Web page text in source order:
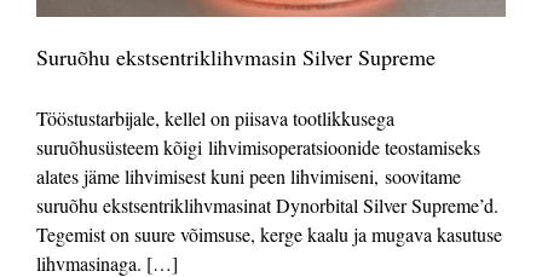
Suruõhu ekstsentriklihvmasin Silver Supreme
Tööstustarbijale, kellel on piisava tootlikkusega
suruõhusüsteem kõigi lihvimisoperatsioonide teostamiseks
alates jäme lihvimisest kuni peen lihvimiseni, soovitame
suruõhu ekstsentriklihvmasinat Dynorbital Silver Supreme’d.
Tegemist on suure võimsuse, kerge kaalu ja mugava kasutuse
lihvmasinaga. […]